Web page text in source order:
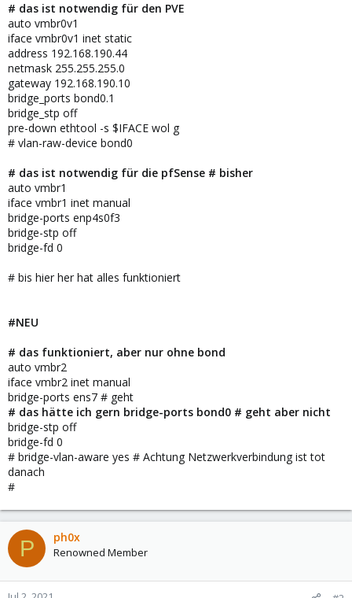
# das ist notwendig für den PVE
auto vmbr0v1
iface vmbr0v1 inet static
address 192.168.190.44
netmask 255.255.255.0
gateway 192.168.190.10
bridge_ports bond0.1
bridge_stp off
pre-down ethtool -s $IFACE wol g
# vlan-raw-device bond0
# das ist notwendig für die pfSense # bisher
auto vmbr1
iface vmbr1 inet manual
bridge-ports enp4s0f3
bridge-stp off
bridge-fd 0
# bis hier her hat alles funktioniert
#NEU
# das funktioniert, aber nur ohne bond
auto vmbr2
iface vmbr2 inet manual
bridge-ports ens7 # geht
# das hätte ich gern bridge-ports bond0 # geht aber nicht
bridge-stp off
bridge-fd 0
# bridge-vlan-aware yes # Achtung Netzwerkverbindung ist tot
danach
#
P ph0x
Renowned Member